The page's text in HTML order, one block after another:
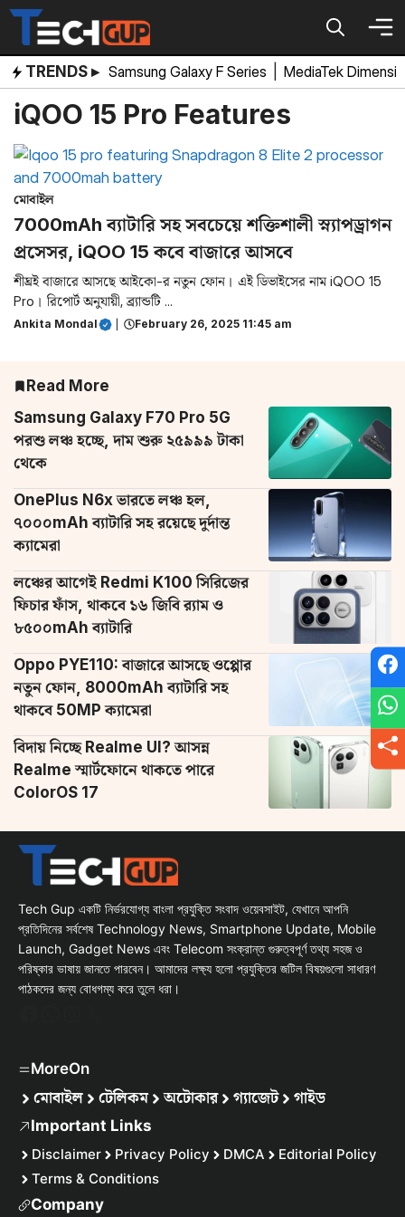
Skip
content
TRENDS ▸ Samsung Galaxy F Series MediaTek
iQOO 15 Pro Features
মোবাইল
7000mAh ব্যাটারি সহ সবচেয়ে শক্তিশালী স্ন্যাপড্রাগন
প্রসেসর, iQOO 15 কবে বাজারে আসবে
শীঘ্রই বাজারে আসছে আইকো-র নতুন ফোন। এই ডিভাইসের নাম iQOO 15
Pro। রিপোর্ট অনুযায়ী, ব্র্যান্ডটি ...
Ankita Mondal February 26, 2025 11:45 am
Read More
Samsung Galaxy F70 Pro 5G
পরশু লঞ্চ হচ্ছে, দাম শুরু ২৫৯৯৯ টাকা
থেকে
OnePlus N6x ভারতে লঞ্চ হল,
৭০০০mAh ব্যাটারি সহ রয়েছে দুর্দান্ত
ক্যামেরা
লঞ্চের আগেই Redmi K100 সিরিজের
ফিচার ফাঁস, থাকবে ১৬ জিবি র‌্যাম ও
৮৫০০mAh ব্যাটারি
Oppo PYE110: বাজারে আসছে ওপ্পোর
নতুন ফোন, 8000mAh ব্যাটারি সহ
থাকবে 50MP ক্যামেরা
বিদায় নিচ্ছে Realme UI? আসন্ন
Realme স্মার্টফোনে থাকতে পারে
ColorOS 17
Tech Gup একটি নির্ভরযোগ্য বাংলা প্রযুক্তি সংবাদ ওয়েবসাইট, যেখানে আপনি
প্রতিদিনের সর্বশেষ Technology News, Smartphone Update, Mobile
Launch, Gadget News এবং Telecom সংক্রান্ত গুরুত্বপূর্ণ তথ্য সহজ ও
পরিষ্কার ভাষায় জানতে পারবেন। আমাদের লক্ষ্য হলো প্রযুক্তির জটিল বিষয়গুলো সাধারণ
পাঠকদের জন্য বোধগম্য করে তুলে ধরা।
MoreOn
মোবাইল টেলিকম অটোকার গ্যাজেট গাইড
Important Links
Disclaimer Privacy Policy DMCA
Editorial Policy
Terms & Conditions
Company